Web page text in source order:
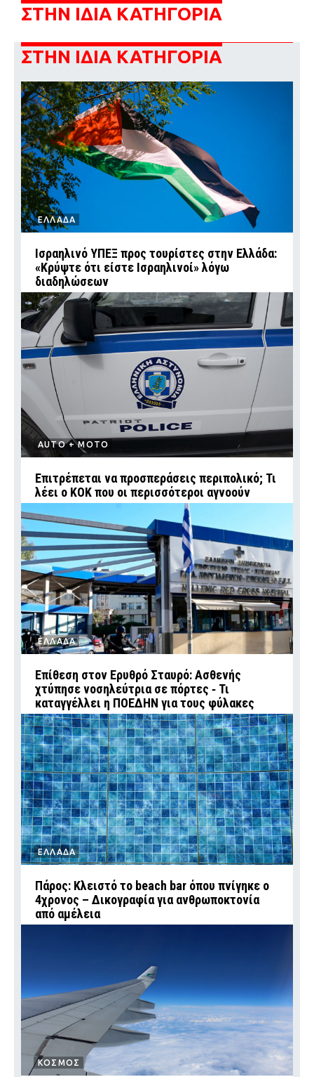
ΣΤΗΝ ΙΔΙΑ ΚΑΤΗΓΟΡΙΑ
ΣΤΗΝ ΙΔΙΑ ΚΑΤΗΓΟΡΙΑ
ΕΛΛΑΔΑ
Ισραηλινό ΥΠΕΞ προς τουρίστες στην Ελλάδα:
«Κρύψτε ότι είστε Ισραηλινοί» λόγω
διαδηλώσεων
AUTO + MOTO
Επιτρέπεται να προσπεράσεις περιπολικό; Τι
λέει ο ΚΟΚ που οι περισσότεροι αγνοούν
ΕΛΛΑΔΑ
Επίθεση στον Ερυθρό Σταυρό: Ασθενής
χτύπησε νοσηλεύτρια σε πόρτες ‑ Τι
καταγγέλλει η ΠΟΕΔΗΝ για τους φύλακες
ΕΛΛΑΔΑ
Πάρος: Κλειστό το beach bar όπου πνίγηκε ο
4χρονος – Δικογραφία για ανθρωποκτονία
από αμέλεια
ΚΟΣΜΟΣ